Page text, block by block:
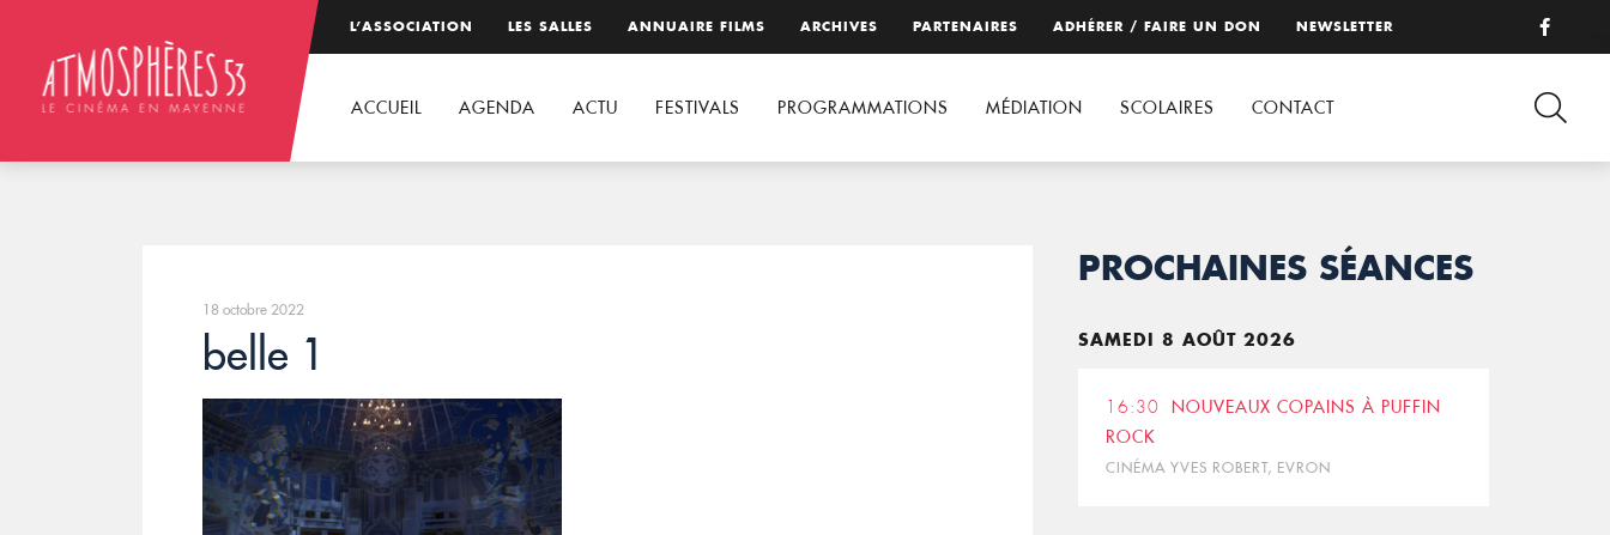
L’ASSOCIATION LES SALLES ANNUAIRE FILMS ARCHIVES PARTENAIRES ADHÉRER / FAIRE UN DON NEWSLETTER
ACCUEIL AGENDA ACTU FESTIVALS PROGRAMMATIONS MÉDIATION SCOLAIRES CONTACT
18 octobre 2022
belle 1
PROCHAINES SÉANCES
SAMEDI 8 AOÛT 2026
16:30
NOUVEAUX COPAINS À PUFFIN
ROCK
CINÉMA YVES ROBERT, EVRON